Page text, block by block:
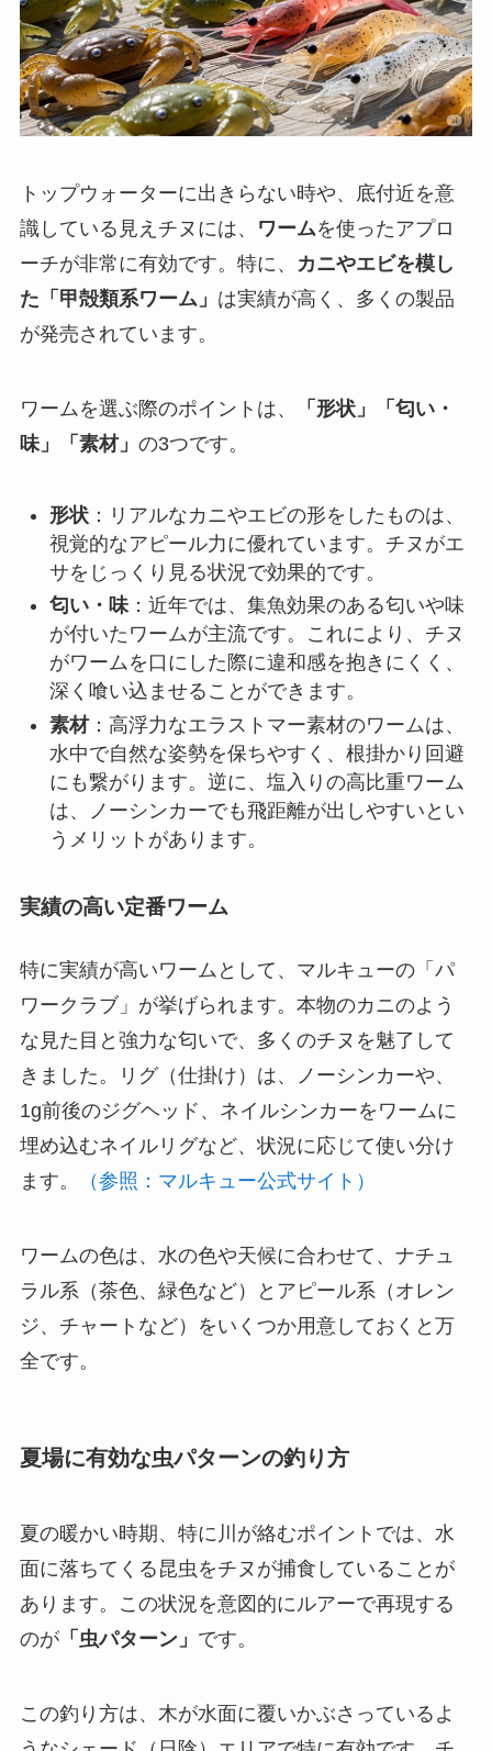
トップウォーターに出きらない時や、底付近を意
識している見えチヌには、
ワームを使ったアプロ
ーチが非常に有効です。特に、
カニやエビを模し
た「甲殻類系ワーム」 は実績が高く、多くの製品
が発売されています。
ワームを選ぶ際のポイントは、
「形状」「匂い・
味」「素材」 の3つです。
形状：リアルなカニやエビの形をしたものは、
視覚的なアピール力に優れています。チヌがエ
サをじっくり見る状況で効果的です。
匂い・味：近年では、集魚効果のある匂いや味
が付いたワームが主流です。これにより、チヌ
がワームを口にした際に違和感を抱きにくく、
深く喰い込ませることができます。
素材：高浮力なエラストマー素材のワームは、
水中で自然な姿勢を保ちやすく、根掛かり回避
にも繋がります。逆に、塩入りの高比重ワーム
は、ノーシンカーでも飛距離が出しやすいとい
うメリットがあります。
実績の高い定番ワーム
特に実績が高いワームとして、マルキューの「パ
ワークラブ」が挙げられます。本物のカニのよう
な見た目と強力な匂いで、多くのチヌを魅了して
きました。リグ（仕掛け）は、ノーシンカーや、
1g前後のジグヘッド、ネイルシンカーをワームに
埋め込むネイルリグなど、状況に応じて使い分け
ます。
（参照：マルキュー公式サイト）
ワームの色は、水の色や天候に合わせて、ナチュ
ラル系（茶色、緑色など）とアピール系（オレン
ジ、チャートなど）をいくつか用意しておくと万
全です。
夏場に有効な虫パターンの釣り方
夏の暖かい時期、特に川が絡むポイントでは、水
面に落ちてくる昆虫をチヌが捕食していることが
あります。この状況を意図的にルアーで再現する
のが「虫パターン」 です。
この釣り方は、木が水面に覆いかぶさっているよ